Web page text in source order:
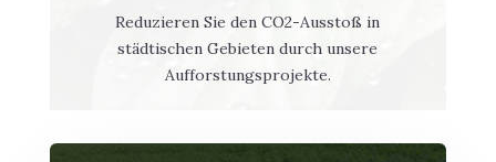
Reduzieren Sie den CO2-Ausstoß in
städtischen Gebieten durch unsere
Aufforstungsprojekte.